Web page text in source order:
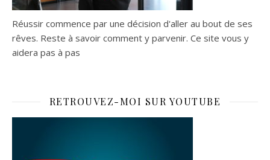
Réussir commence par une décision d'aller au bout de ses
rêves. Reste à savoir comment y parvenir. Ce site vous y
aidera pas à pas
RETROUVEZ-MOI SUR YOUTUBE